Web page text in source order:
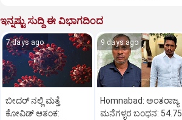
ಇನ್ನಷ್ಟು ಸುದ್ದಿ ಈ ವಿಭಾಗದಿಂದ
7 days ago
ಬೀದರ್ ನಲ್ಲಿ ಮತ್ತೆ
ಕೋವಿಡ್‌ ಆತಂಕ:
9 days ago
Homnabad: ಅಂತರಾಜ್ಯ
ಮನೆಗಳ್ಳರ ಬಂಧನ: 54.75